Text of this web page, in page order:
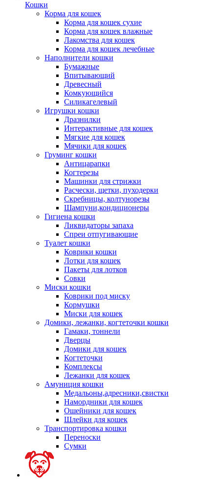
Кошки
Корма для кошек
Корма для кошек сухие
Корма для кошек влажные
Лакомства для кошек
Корма для кошек лечебные
Наполнители кошки
Бумажные
Впитывающий
Древесный
Комкующийся
Силикагелевый
Игрушки кошки
Дразнилки
Интерактивные для кошек
Мягкие для кошек
Мячики для кошек
Груминг кошки
Антицарапки
Когтерезы
Машинки для стрижки
Расчески, щетки, пуходерки
Скребницы, колтунорезы
Шампуни,кондиционеры
Гигиена кошки
Ликвидаторы запаха
Спреи отпугивающие
Туалет кошки
Коврики кошки
Лотки для кошек
Пакеты для лотков
Совки
Миски кошки
Коврики под миску
Кормушки
Миски для кошек
Домики, лежанки, когтеточки кошки
Гамаки, тоннели
Дверцы
Домики для кошек
Когтеточки
Комплексы
Лежанки для кошек
Амуниция кошки
Медальоны,адресники,свистки
Намордники для кошек
Ошейники для кошек
Шлейки для кошек
Транспортировка кошки
Переноски
Сумки